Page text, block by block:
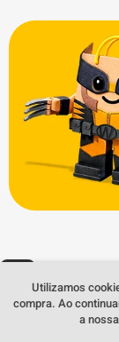
Utilizamos
compra. Ao
a